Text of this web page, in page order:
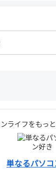
ンライフをもっ
単なるパソ